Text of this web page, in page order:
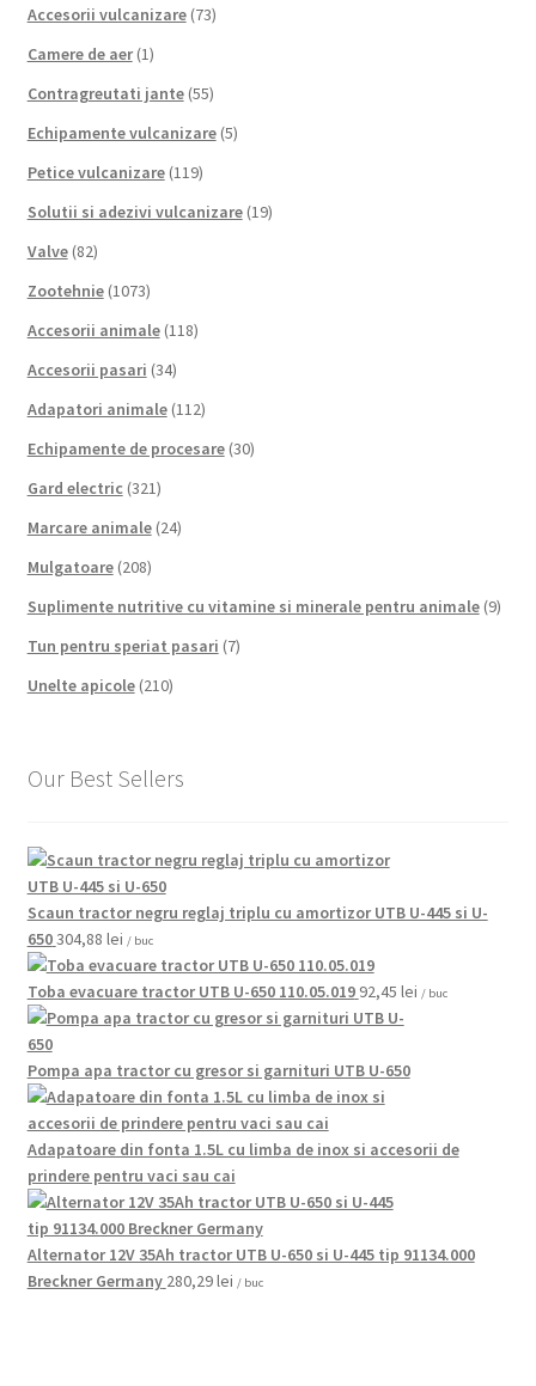
Accesorii vulcanizare (73)
Camere de aer (1)
Contragreutati jante (55)
Echipamente vulcanizare (5)
Petice vulcanizare (119)
Solutii si adezivi vulcanizare (19)
Valve (82)
Zootehnie (1073)
Accesorii animale (118)
Accesorii pasari (34)
Adapatori animale (112)
Echipamente de procesare (30)
Gard electric (321)
Marcare animale (24)
Mulgatoare (208)
Suplimente nutritive cu vitamine si minerale pentru animale (9)
Tun pentru speriat pasari (7)
Unelte apicole (210)
Our Best Sellers
Scaun tractor negru reglaj triplu cu amortizor UTB U-445 si U-
650304,88 lei / buc
Toba evacuare tractor UTB U-650 110.05.019 92,45 lei / buc
Pompa apa tractor cu gresor si garnituri UTB U-650
Adapatoare din fonta 1.5L cu limba de inox si accesorii de
prindere pentru vaci sau cai
Alternator 12V 35Ah tractor UTB U-650 si U-445 tip 91134.000
Breckner Germany 280,29lei / buc